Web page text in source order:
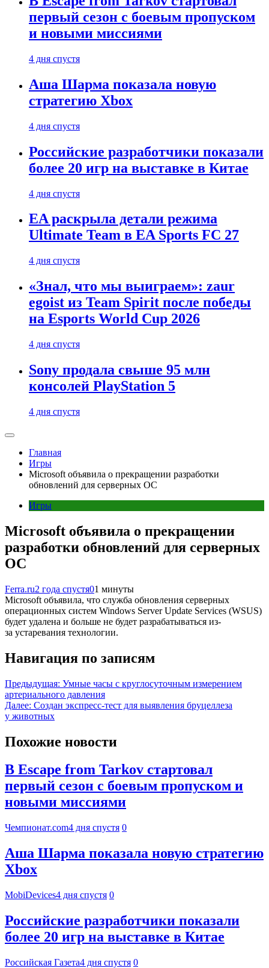
первый сезон с боевым пропуском
и новыми миссиями
4 дня спустя
Аша Шарма показала новую
стратегию Xbox
4 дня спустя
Российские разработчики показали
более 20 игр на выставке в Китае
4 дня спустя
EA раскрыла детали режима
Ultimate Team в EA Sports FC 27
4 дня спустя
«Знал, что мы выиграем»: zaur
egoist из Team Spirit после победы
на Esports World Cup 2026
4 дня спустя
Sony продала свыше 95 млн
консолей PlayStation 5
4 дня спустя
Главная
Игры
Microsoft объявила о прекращении разработки
обновлений для серверных ОС
Игры
Microsoft объявила о прекращении
разработки обновлений для серверных
ОС
Ferra.ru2 года спустя01 минуты
Microsoft объявила, что служба обновления серверных
операционных систем Windows Server Update Services (WSUS)
будет удалена и больше не будет разрабатываться из-
за устаревания технологии.
Навигация по записям
Предыдущая: Умные часы с круглосуточным измерением
артериального давления
Далее: Создан экспресс-тест для выявления бруцеллеза
у животных
Похожие новости
В Escape from Tarkov стартовал
первый сезон с боевым пропуском и
новыми миссиями
Чемпионат.com4 дня спустя 0
Аша Шарма показала новую стратегию
Xbox
MobiDevices4 дня спустя 0
Российские разработчики показали
более 20 игр на выставке в Китае
Российская Газета4 дня спустя 0